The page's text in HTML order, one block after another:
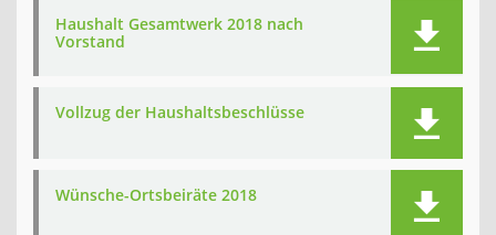
Haushalt Gesamtwerk 2018 nach
Vorstand
Vollzug der Haushaltsbeschlüsse
Wünsche-Ortsbeiräte 2018